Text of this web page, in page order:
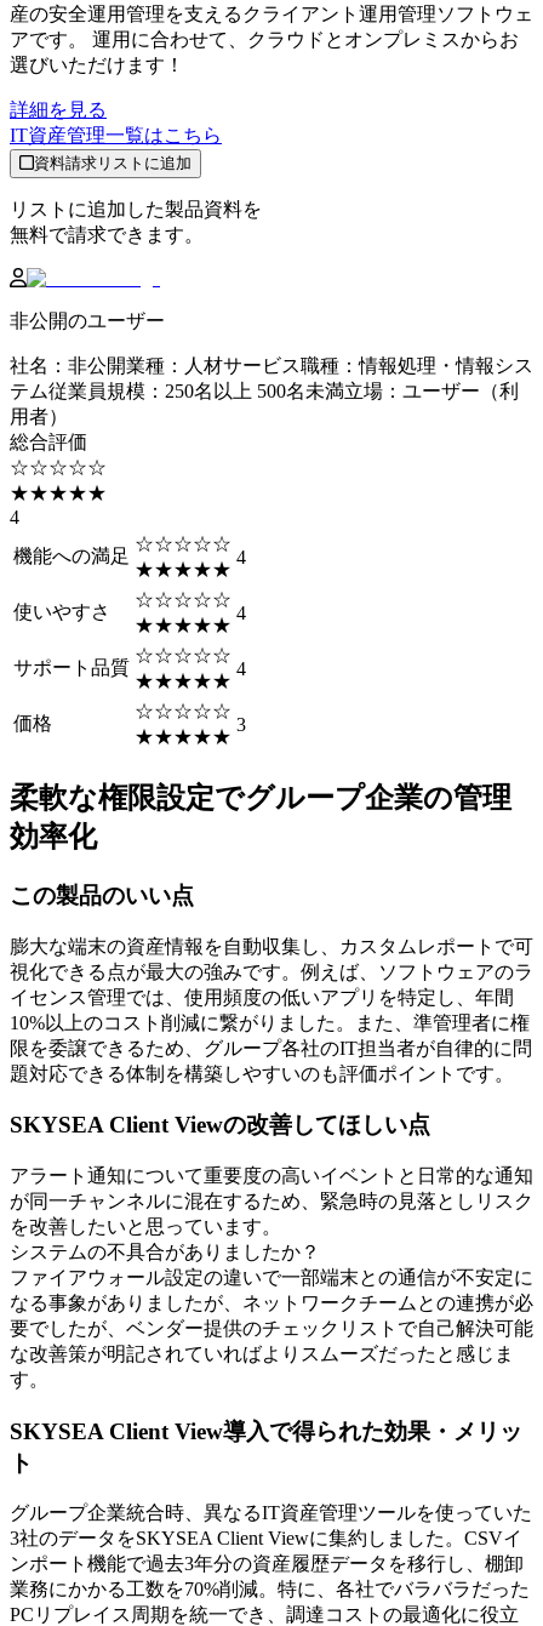
産の安全運用管理を支えるクライアント運用管理ソフトウェ
アです。 運用に合わせて、クラウドとオンプレミスからお
選びいただけます！
詳細を見る
IT資産管理一覧はこちら
資料請求リストに追加
リストに追加した製品資料を
無料で請求できます。
非公開のユーザー
社名 ： 非公開業種 ： 人材サービス職種 ：情報処理・情報シス
テム従業員規模 ： 250名以上 500名未満立場 ： ユーザー（利
用者）
総合評価
☆☆☆☆☆
★★★★★
4
機能への満足
☆☆☆☆☆
★★★★★
4
使いやすさ
☆☆☆☆☆
★★★★★
4
サポート品質
☆☆☆☆☆
★★★★★
4
価格
☆☆☆☆☆
★★★★★
3
柔軟な権限設定でグループ企業の管理
効率化
この製品のいい点
膨大な端末の資産情報を自動収集し、カスタムレポートで可
視化できる点が最大の強みです。例えば、ソフトウェアのラ
イセンス管理では、使用頻度の低いアプリを特定し、年間
10%以上のコスト削減に繋がりました。また、準管理者に権
限を委譲できるため、グループ各社のIT担当者が自律的に問
題対応できる体制を構築しやすいのも評価ポイントです。
SKYSEA Client Viewの改善してほしい点
アラート通知について重要度の高いイベントと日常的な通知
が同一チャンネルに混在するため、緊急時の見落としリスク
を改善したいと思っています。
システムの不具合がありましたか？
ファイアウォール設定の違いで一部端末との通信が不安定に
なる事象がありましたが、ネットワークチームとの連携が必
要でしたが、ベンダー提供のチェックリストで自己解決可能
な改善策が明記されていればよりスムーズだったと感じま
す。
SKYSEA Client View導入で得られた効果・メリッ
ト
グループ企業統合時、異なるIT資産管理ツールを使っていた
3社のデータをSKYSEA Client Viewに集約しました。CSVイ
ンポート機能で過去3年分の資産履歴データを移行し、棚卸
業務にかかる工数を70%削減。特に、各社でバラバラだった
PCリプレイス周期を統一でき、調達コストの最適化に役立